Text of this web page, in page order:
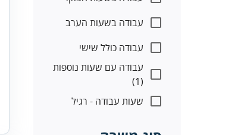
עבודה בשעות הערב
עבודה כולל שישי
עבודה עם שעות נוספות
(1)
שעות עבודה - רגיל